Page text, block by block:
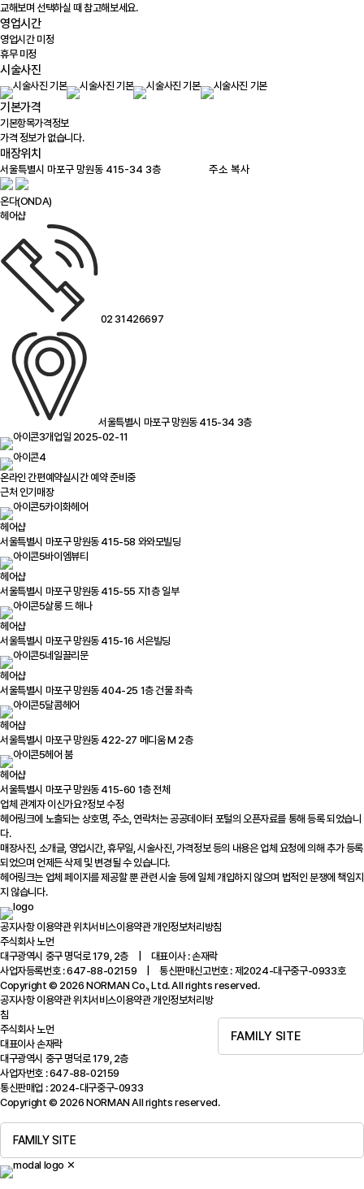
교해보며 선택하실 때 참고해보세요.
영업시간
영업시간 미정
휴무 미정
시술사진
기본가격
기본항목가격정보
가격 정보가 없습니다.
매장위치
주소 복사
온다(ONDA)
헤어샵
02 31426697
서울특별시 마포구 망원동 415-34 3층
개업일 2025-02-11
온라인 간편예약실시간 예약 준비중
근처 인기매장
카이화헤어
헤어샵
서울특별시 마포구 망원동 415-58 와와모빌딩
바이엠뷰티
헤어샵
서울특별시 마포구 망원동 415-55 지1층 일부
살롱 드 해나
헤어샵
서울특별시 마포구 망원동 415-16 서은빌딩
네일끌리문
헤어샵
서울특별시 마포구 망원동 404-25 1층 건물 좌측
달콤헤어
헤어샵
서울특별시 마포구 망원동 422-27 메디움 M 2층
헤어 붐
헤어샵
서울특별시 마포구 망원동 415-60 1층 전체
업체 관계자 이신가요?정보 수정
헤어링크에 노출되는 상호명, 주소, 연락처는 공공데이터 포털의 오픈자료를 통해 등록 되었습니
다.
매장사진, 소개글, 영업시간, 휴무일, 시술사진, 가격정보 등의 내용은 업체 요청에 의해 추가 등록
되었으며 언제든 삭제 및 변경될 수 있습니다.
헤어링크는 업체 페이지를 제공할 뿐 관련 시술 등에 일체 개입하지 않으며 법적인 분쟁에 책임지
지 않습니다.
공지사항이용약관위치서비스이용약관개인정보처리방침
주식회사 노먼
대구광역시 중구 명덕로 179, 2층 | 대표이사 : 손재락
사업자등록번호 : 647-88-02159 | 통신판매신고번호 : 제2024-대구중구-0933호
Copyright © 2026 NORMAN Co., Ltd. All rights reserved.
FAMILY SITE
공지사항이용약관위치서비스이용약관개인정보처리방
침
주식회사 노먼
대표이사 손재락
대구광역시 중구 명덕로 179, 2층
사업자번호 : 647-88-02159
통신판매업 : 2024-대구중구-0933
Copyright © 2026 NORMAN All rights reserved.
FAMILY SITE
✕